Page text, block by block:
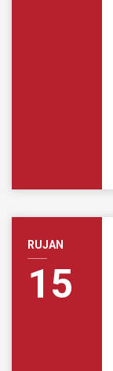
RUJAN
15